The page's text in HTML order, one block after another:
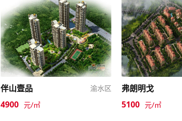
伴山壹品 渝水区
4900 元/㎡
弗朗明戈
5100 元/㎡